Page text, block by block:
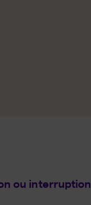
ou interruption